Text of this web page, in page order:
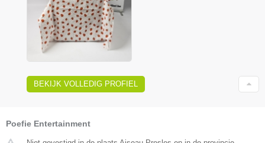
BEKIJK VOLLEDIG PROFIEL
Poefie Entertainment